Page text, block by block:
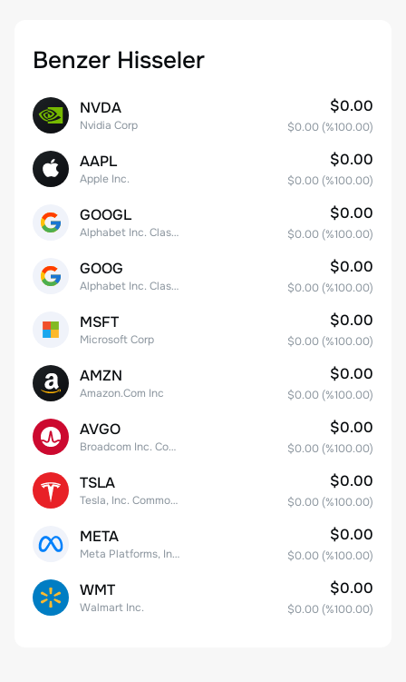
Benzer Hisseler
NVDA
Nvidia Corp
$0.00
$0.00 (%100.00)
AAPL
Apple Inc.
$0.00
$0.00 (%100.00)
GOOGL
Alphabet Inc. Class A Common Stock
$0.00
$0.00 (%100.00)
GOOG
Alphabet Inc. Class C Capital Stock
$0.00
$0.00 (%100.00)
MSFT
Microsoft Corp
$0.00
$0.00 (%100.00)
AMZN
Amazon.Com Inc
$0.00
$0.00 (%100.00)
AVGO
Broadcom Inc. Common Stock
$0.00
$0.00 (%100.00)
TSLA
Tesla, Inc. Common Stock
$0.00
$0.00 (%100.00)
META
Meta Platforms, Inc. Class A Common Stock
$0.00
$0.00 (%100.00)
WMT
Walmart Inc.
$0.00
$0.00 (%100.00)